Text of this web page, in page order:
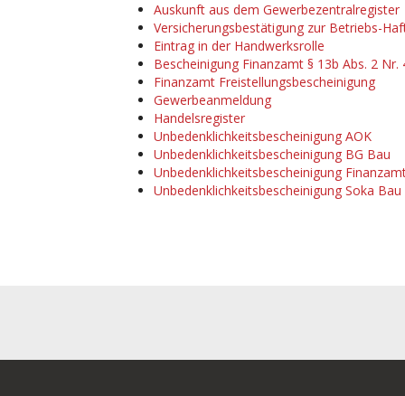
Auskunft aus dem Gewerbezentralregister
Versicherungsbestätigung zur Betriebs-
Eintrag in der Handwerksrolle
Bescheinigung Finanzamt § 13b Abs. 2 Nr.
Finanzamt Freistellungsbescheinigung
Gewerbeanmeldung
Handelsregister
Unbedenklichkeitsbescheinigung AOK
Unbedenklichkeitsbescheinigung BG Bau
Unbedenklichkeitsbescheinigung
Unbedenklichkeitsbescheinigung Soka Bau